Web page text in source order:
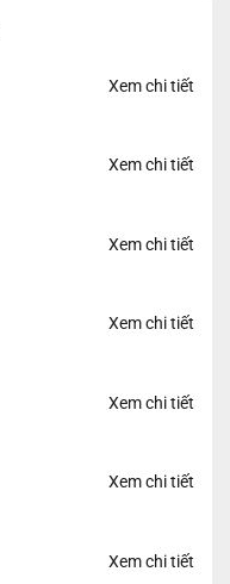
Xem chi tiết
Xem chi tiết
Xem chi tiết
Xem chi tiết
Xem chi tiết
Xem chi tiết
Xem chi tiết